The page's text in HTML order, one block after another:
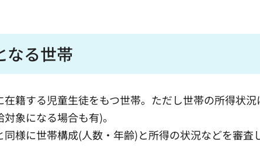
なる世帯
在籍する児童生徒をもつ世帯。ただし世帯の所得状
象になる場合も有)。
同様に世帯構成(人数・年齢)と所得の状況などを審査